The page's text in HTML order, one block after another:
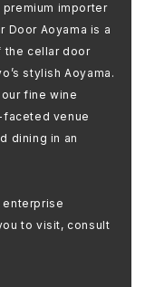
premium importer
Door Aoyama is a
the cellar door
stylish Aoyama.
fine wine
faceted venue
dining in an
enterprise
to visit, consult